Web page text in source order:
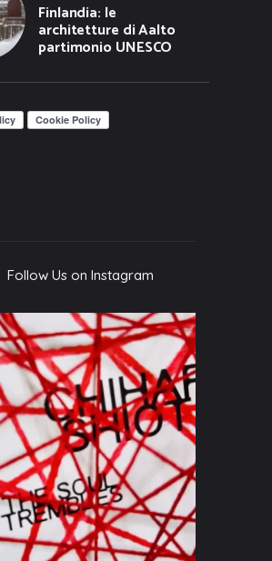
Finlandia: le
architetture di Aalto
partimonio UNESCO
Follow Us on Instagram